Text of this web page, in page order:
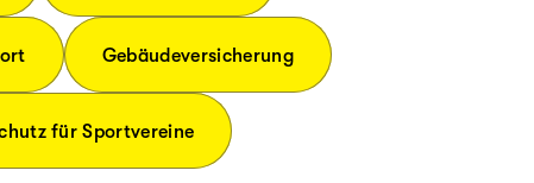
Gebäudeversicherung
für Sportvereine